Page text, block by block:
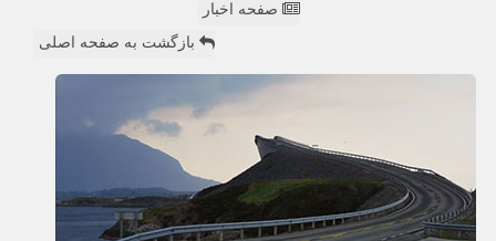
صفحه اخبار
بازگشت به صفحه اصلی